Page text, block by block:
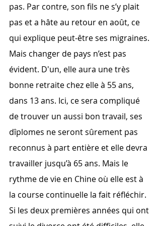
pas. Par contre, son fils ne s’y plait
pas et a hâte au retour en août, ce
qui explique peut-être ses migraines.
Mais changer de pays n’est pas
évident. D'un, elle aura une très
bonne retraite chez elle à 55 ans,
dans 13 ans. Ici, ce sera compliqué
de trouver un aussi bon travail, ses
dîplomes ne seront sûrement pas
reconnus à part entière et elle devra
travailler jusqu’à 65 ans. Mais le
rythme de vie en Chine où elle est à
la course continuelle la fait réfléchir.
Si les deux premières années qui ont